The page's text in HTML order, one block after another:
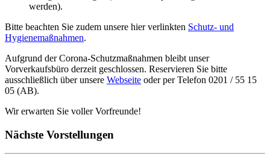
werden).
Bitte beachten Sie zudem unsere hier verlinkten Schutz- und
Hygienemaßnahmen.
Aufgrund der Corona-Schutzmaßnahmen bleibt unser
Vorverkaufsbüro derzeit geschlossen. Reservieren Sie bitte
ausschließlich über unsere Webseite oder per Telefon 0201 / 55 15
05 (AB).
Wir erwarten Sie voller Vorfreunde!
Nächste Vorstellungen